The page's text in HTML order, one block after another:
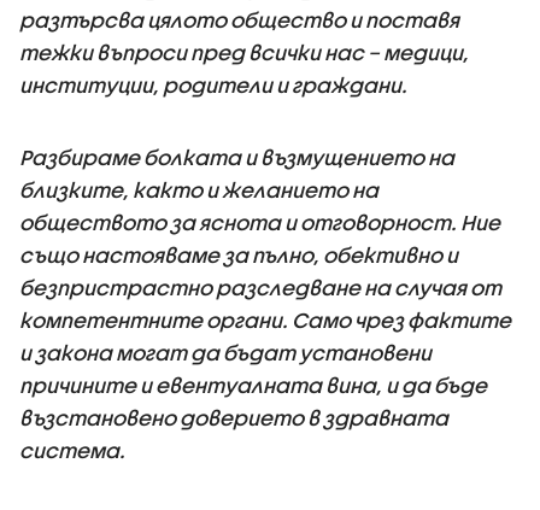
разтърсва цялото общество и поставя
тежки въпроси пред всички нас – медици,
институции, родители и граждани.
Разбираме болката и възмущението на
близките, както и желанието на
обществото за яснота и отговорност. Ние
също настояваме за пълно, обективно и
безпристрастно разследване на случая от
компетентните органи. Само чрез фактите
и закона могат да бъдат установени
причините и евентуалната вина, и да бъде
възстановено доверието в здравната
система.